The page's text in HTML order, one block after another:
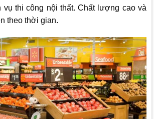
vụ thi công nội thất. Chất lượng cao và
theo thời gian.